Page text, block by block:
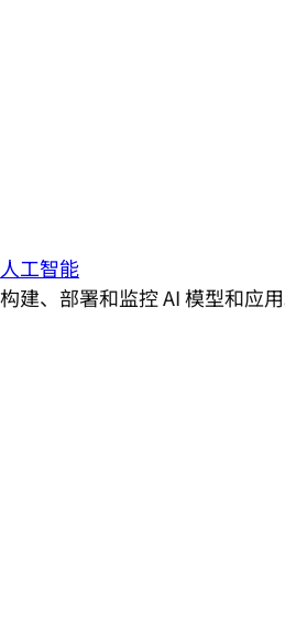
人工智能
构建、部署和监控 AI 模型和应用